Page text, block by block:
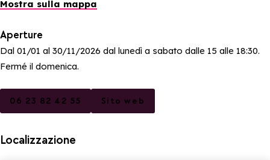
Mostra sulla mappa
Aperture
Dal 01/01 al 30/11/2026 dal lunedì a sabato dalle 15 alle 18:30.
Fermé il domenica.
06 23 82 42 55 Sito web
Localizzazione